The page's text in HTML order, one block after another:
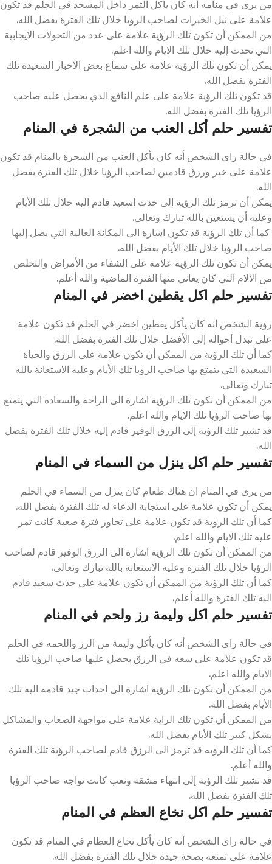
من يرى في منامه أنه كان يأكل التمر داخل المسجد في الحلم قد تكون
علامة على نيل الخيرات لصاحب الرؤيا خلال تلك الفترة بفضل الله.
من الممكن أن تكون تلك الرؤية علامة على عدد من التحولات الايجابية
التي تحدث إليه خلال تلك الايام والله اعلم.
يمكن أن تكون تلك الرؤية علامة على سماع بعض الأخبار السعيدة تلك
الفترة بفضل الله.
قد تكون تلك الرؤية علامة على علم النافع الذي يحصل عليه صاحب
الرؤيا تلك الفترة بفضل الله.
تفسير حلم أكل العنب من الشجرة في المنام
في حالة راى الشخص أنه كان يأكل العنب من الشجرة بالمنام قد تكون
علامة على خير ورزق قادمين لصاحب الرؤيا خلال تلك الفترة بفضل
الله.
يمكن أن ترمز تلك الرؤية إلى حدث اسعيد قادم اليه خلال تلك الأيام
وعليه أن يستعين بالله تبارك وتعالى.
كما أن تلك الرؤية قد تكون اشارة الى المكانة العالية التي يصل إليها
صاحب الرؤيا خلال تلك الأيام بفضل الله.
يمكن أن تكون تلك الرؤية علامة على الشفاء من الأمراض والتخلص
من الآلام التي كان يعاني منها الفترة الماضية والله أعلم.
تفسير حلم اكل يقطين اخضر في المنام
رؤية الشخص أنه كان يأكل يقطين اخضر في الحلم قد تكون علامة
على تبدل أحواله إلى الأفضل خلال تلك الفترة بفضل الله.
كما أن تلك الرؤية من الممكن أن تكون علامة على الرزق والحياة
السعيدة التي يتمتع بها صاحب الرؤيا تلك الأيام وعليه الاستعانة بالله
تبارك وتعالى.
من الممكن أن تكون تلك الرؤية اشارة الى الراحة والسعادة التي يتمتع
بها صاحب الرؤيا تلك الايام والله اعلم.
قد تشير تلك الرؤيه إلى الرزق الوفير قادم إليه خلال تلك الفترة بفضل
الله.
تفسير حلم اكل ينزل من السماء في المنام
من يرى في المنام ان هناك طعام كان ينزل من السماء في الحلم
يمكن أن تكون علامة على استجابة الدعاء له تلك الفترة بفضل الله.
كما أن تلك الرؤية قد تكون علامة على تجاوز فترة صعبة كانت تمر
عليه تلك الايام والله اعلم.
من الممكن أن تكون تلك الرؤية اشارة الى الرزق الوفير قادم لصاحب
الرؤيا خلال تلك الفترة وعليه الاستعانة بالله تبارك وتعالى.
كما أن تلك الرؤية من الممكن أن تكون علامة على حدث سعيد قادم
اليه تلك الفترة والله أعلم.
تفسير حلم اكل وليمة رز ولحم في المنام
في حالة راى الشخص أنه كان يأكل وليمة من الرز واللحمه في الحلم
قد تكون علامة على سعه في الرزق يحصل عليها صاحب الرؤيا تلك
الايام والله اعلم.
من الممكن أن تكون تلك الرؤية اشارة الى احداث جيد قادمه اليه تلك
الأيام بفضل الله.
من الممكن أن تكون تلك الراية علامة على مواجهة الصعاب والمشاكل
بشكل كبير تلك الأيام بفضل الله.
كما أن تلك الرؤيه قد ترمز الى الرزق قادم لصاحب الرؤية تلك الفترة
والله أعلم.
قد تشير تلك الرؤية إلى انتهاء مشقة وتعب كانت تواجه صاحب الرؤيا
تلك الفترة بفضل الله.
تفسير حلم اكل نخاع العظم في المنام
في حالة راى الشخص أنه كان يأكل نخاع العظام في المنام قد تكون
علامة على تمتعه بصحة جيدة خلال تلك الفترة بفضل الله.